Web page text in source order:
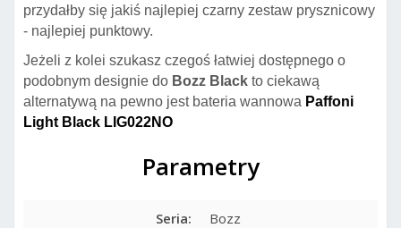
przydałby się jakiś najlepiej czarny zestaw prysznicowy
- najlepiej punktowy.
Jeżeli z kolei szukasz czegoś łatwiej dostępnego o
podobnym designie do Bozz Black to ciekawą
alternatywą na pewno jest bateria wannowa Paffoni
Light Black LIG022NO
Parametry
Seria: Bozz